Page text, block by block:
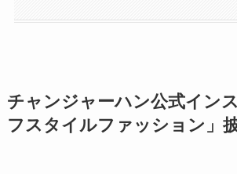
チャンジャーハン公式イン
フスタイルファッション」